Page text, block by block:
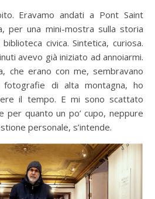
per una mini-mostra sulla storia
civica. Sintetica, curiosa.
avevo già iniziato ad annoiarmi.
che erano con me, sembravano
fotografie di alta montagna, ho
il tempo. E mi sono scattato
per quanto un po’ cupo, neppure
personale, s’intende.